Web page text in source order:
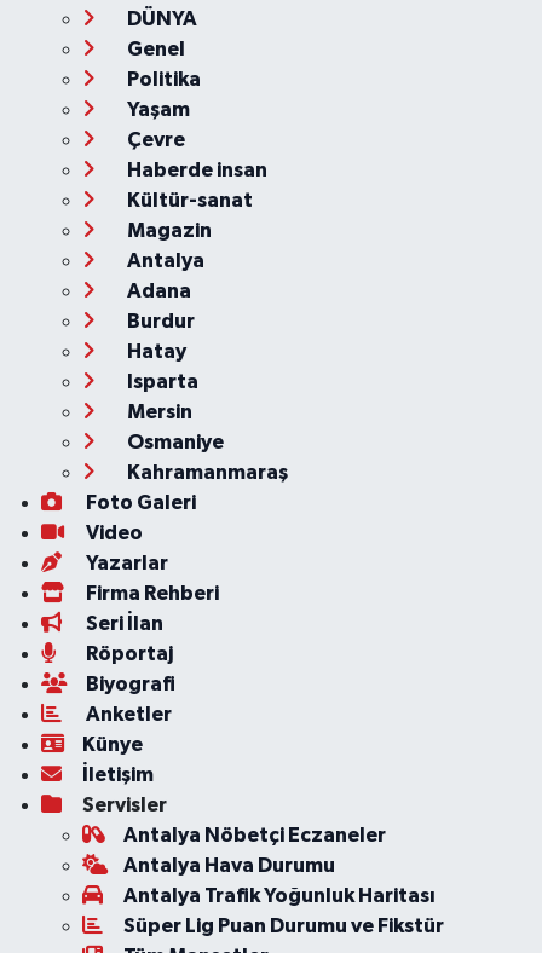
DÜNYA
Genel
Politika
Yaşam
Çevre
Haberde insan
Kültür-sanat
Magazin
Antalya
Adana
Burdur
Hatay
Isparta
Mersin
Osmaniye
Kahramanmaraş
Foto Galeri
Video
Yazarlar
Firma Rehberi
Seri İlan
Röportaj
Biyografi
Anketler
Künye
İletişim
Servisler
Antalya Nöbetçi Eczaneler
Antalya Hava Durumu
Antalya Trafik Yoğunluk Haritası
Süper Lig Puan Durumu ve Fikstür